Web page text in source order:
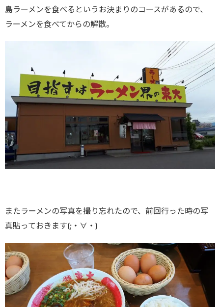
島ラーメンを食べるというお決まりのコースがあるので、
ラーメンを食べてからの解散。
またラーメンの写真を撮り忘れたので、前回行った時の写
真貼っておきます(;・∀・)